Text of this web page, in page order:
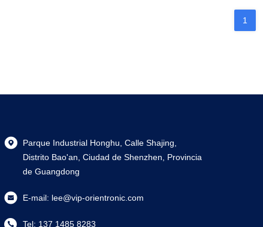
1
Parque Industrial Honghu, Calle Shajing,
Distrito Bao'an, Ciudad de Shenzhen, Provincia
de Guangdong
E-mail: lee@vip-orientronic.com
Tel: 137 1485 8283